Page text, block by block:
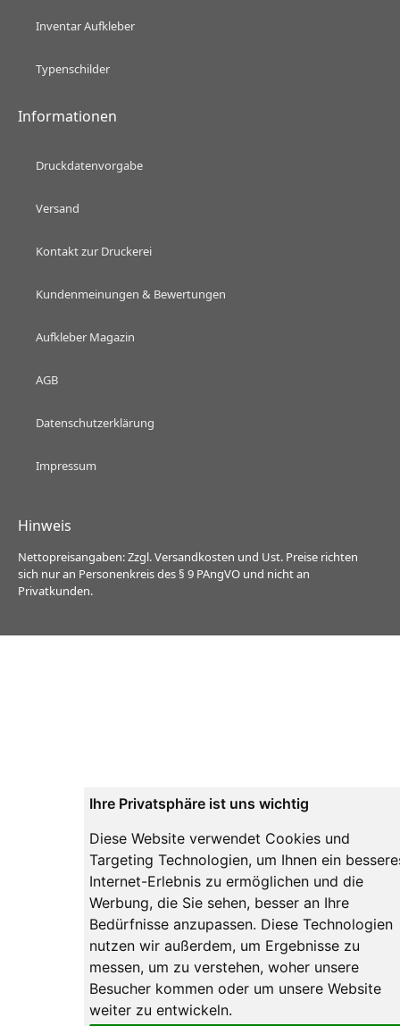
Ihre Privatsphäre ist uns wichtig
Diese Website verwendet Cookies und
Targeting Technologien, um Ihnen ein
Internet-Erlebnis zu ermöglichen und die
Werbung, die Sie sehen, besser an Ihre
Bedürfnisse anzupassen. Diese Technologien
nutzen wir außerdem, um Ergebnisse zu
messen, um zu verstehen, woher unsere
Besucher kommen oder um unsere Website
weiter zu entwickeln.
Inventar Aufkleber
Typenschilder
Informationen
Druckdatenvorgabe
Versand
Kontakt zur Druckerei
Kundenmeinungen & Bewertungen
Aufkleber Magazin
AGB
Datenschutzerklärung
Impressum
Hinweis
Nettopreisangaben: Zzgl. Versandkosten und Ust. Preise richten
sich nur an Personenkreis des § 9 PAngVO und nicht an
Privatkunden.